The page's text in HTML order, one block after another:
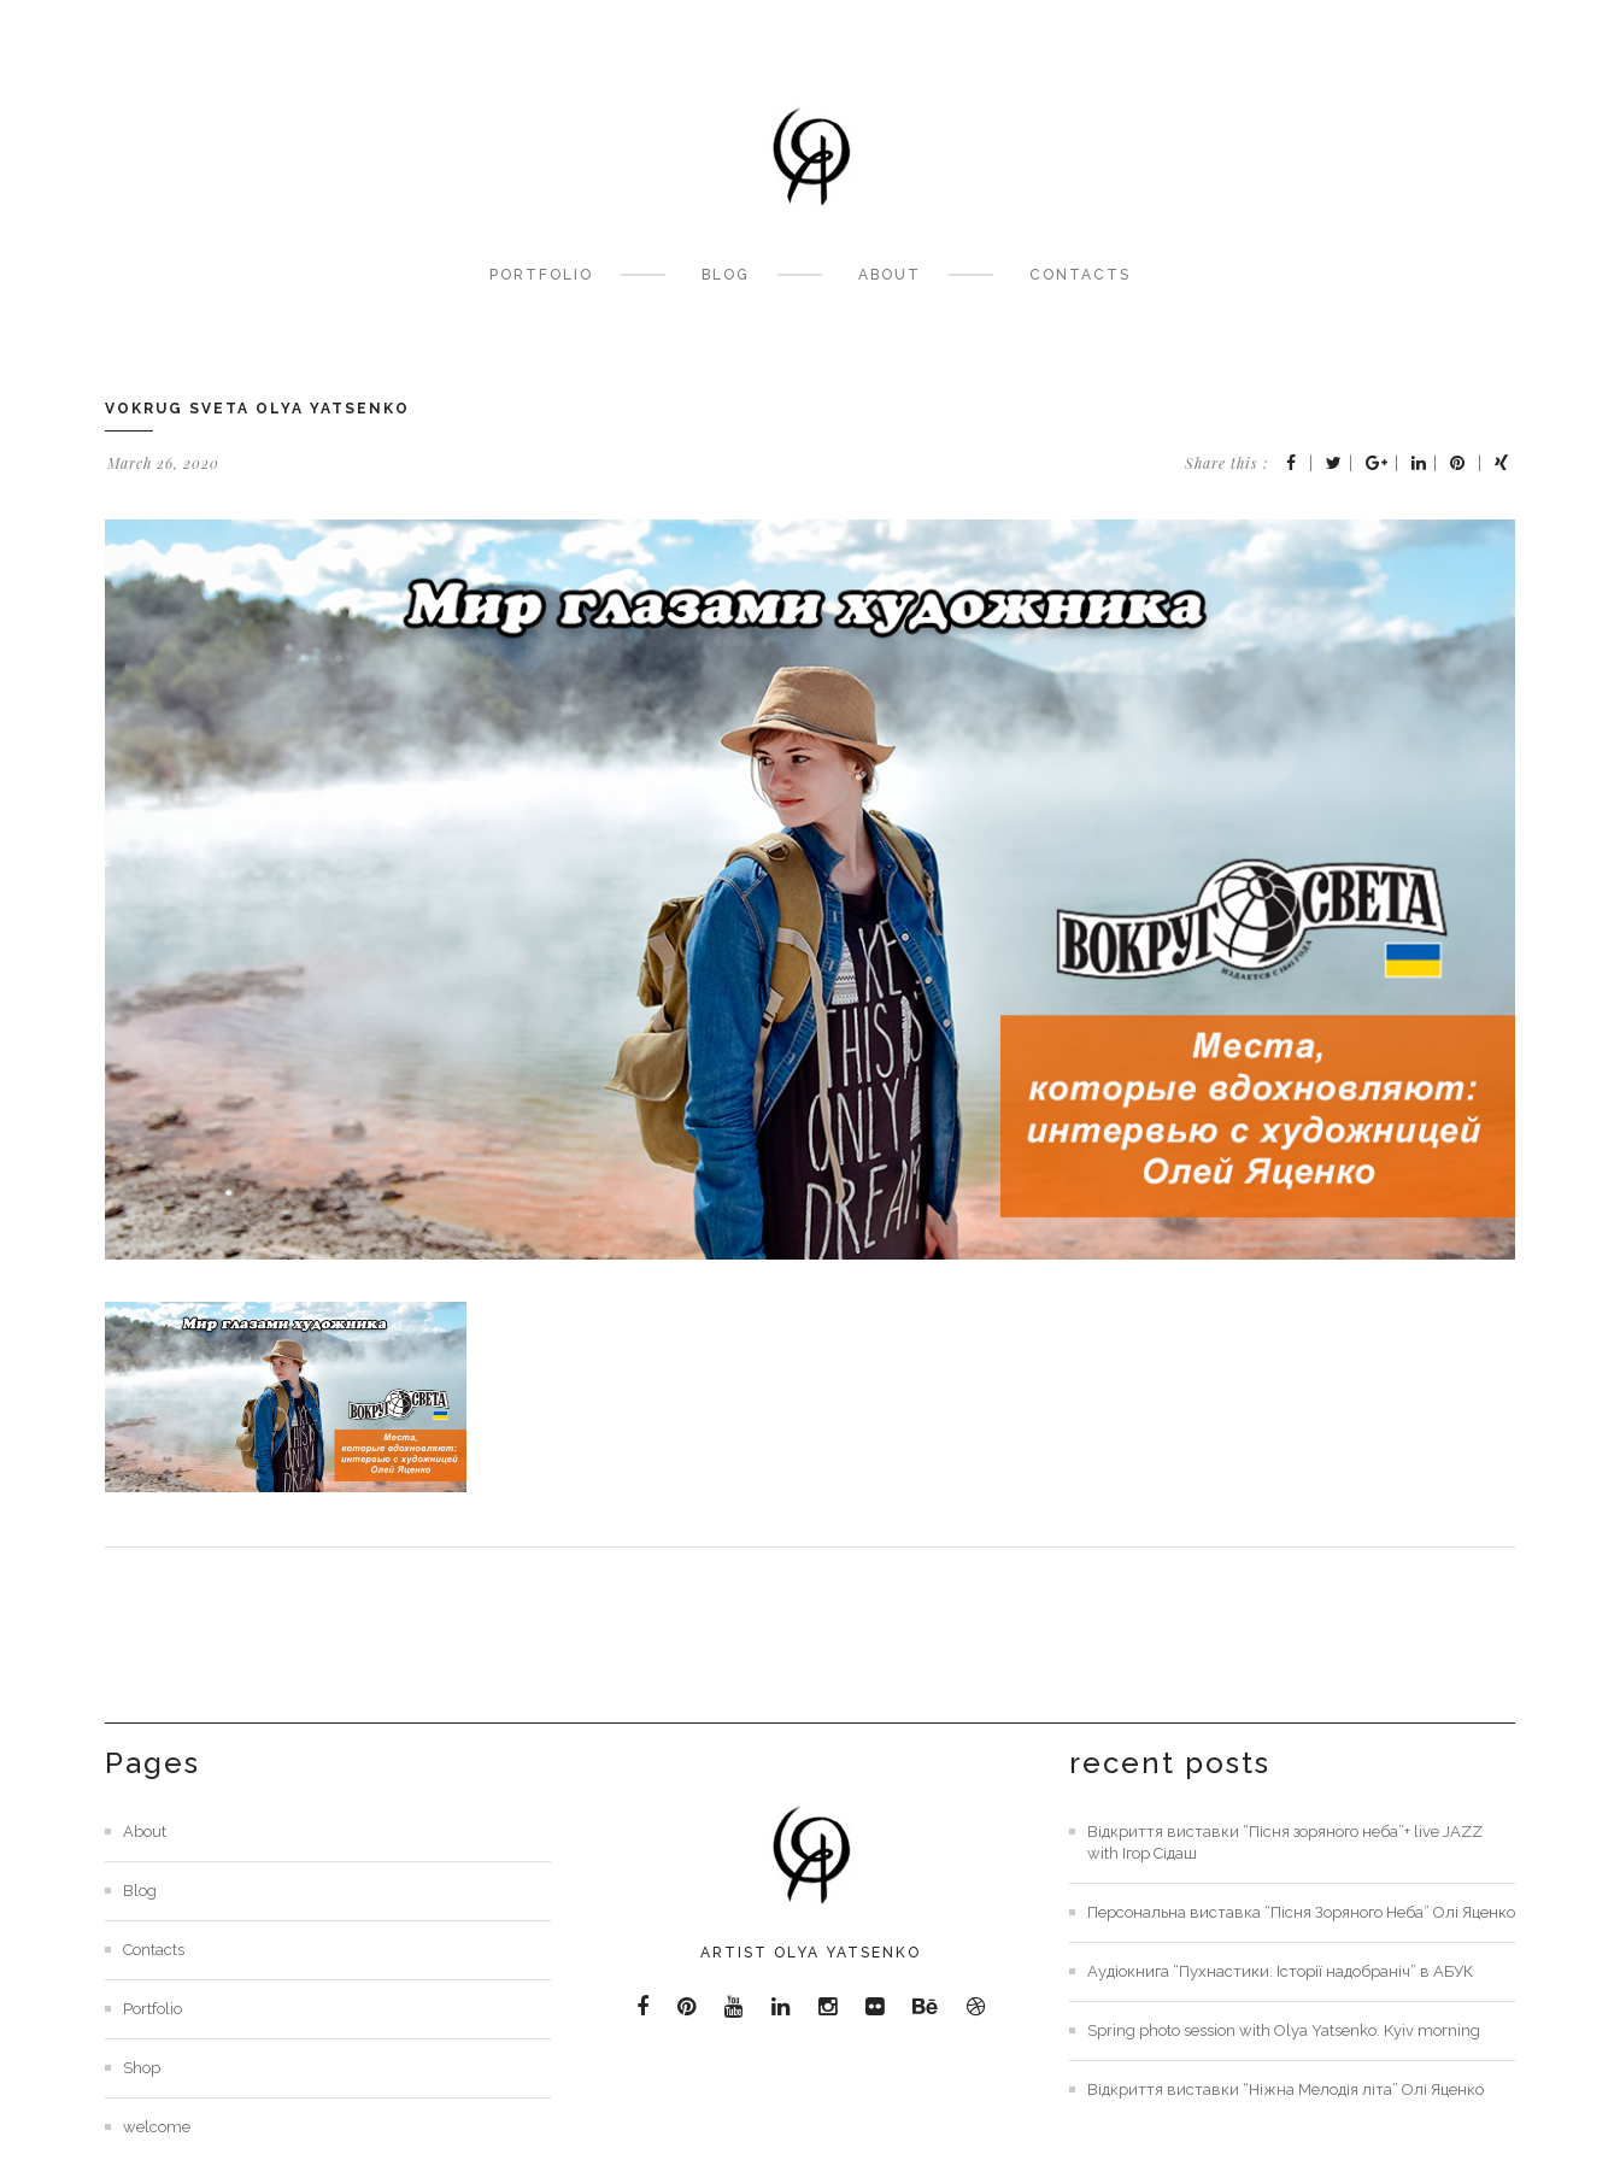
PORTFOLIO BLOG ABOUT CONTACTS
VOKRUG SVETA OLYA YATSENKO
March 26, 2020 Share this :
Pages
About
Blog
Contacts
Portfolio
Shop
welcome
ARTIST OLYA YATSENKO
recent posts
Відкриття виставки “Пісня зоряного неба”+ live JAZZ
with Ігор Сідаш
Персональна виставка “Пісня Зоряного Неба” Олі Яценко
Аудіокнига “Пухнастики. Історії надобраніч” в АБУК
Spring photo session with Olya Yatsenko. Kyiv morning
Відкриття виставки “Ніжна Мелодія літа” Олі Яценко